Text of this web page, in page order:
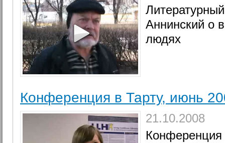
Аннинский о
людях
Конференция в Тарту, июнь
21.10.2008
Конференция